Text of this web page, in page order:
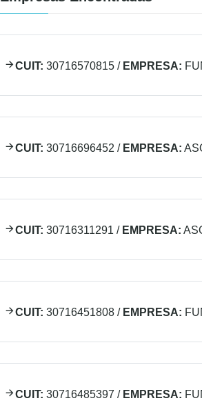
CUIT: 30716570815 / EMPRESA:
CUIT: 30716696452 / EMPRESA:
CUIT: 30716311291 / EMPRESA:
CUIT: 30716451808 / EMPRESA:
CUIT: 30716485397 / EMPRESA: